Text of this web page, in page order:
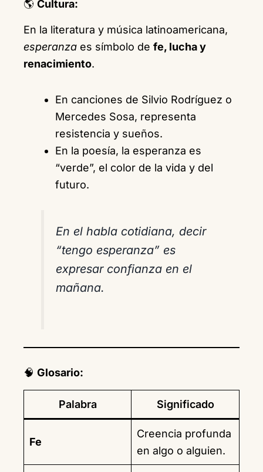
🌎 Cultura:
En la literatura y música latinoamericana,
esperanza es símbolo de fe, lucha y
renacimiento.
En canciones de Silvio Rodríguez o
Mercedes Sosa, representa
resistencia y sueños.
En la poesía, la esperanza es
“verde”, el color de la vida y del
futuro.
En el habla cotidiana, decir
“tengo esperanza” es
expresar confianza en el
mañana.
🧠 Glosario:
Palabra Significado
Fe
Creencia profunda
en algo o alguien.